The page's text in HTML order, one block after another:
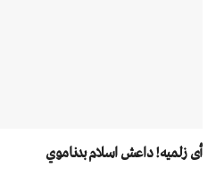
أی زلمیه! داعش اسلام بدناموي